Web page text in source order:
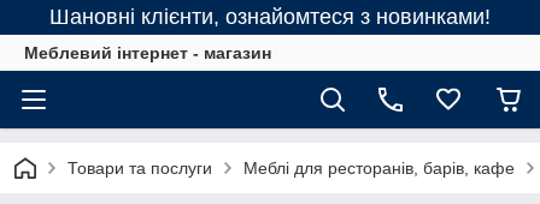
Шановні клієнти, ознайомтеся з новинками!
Меблевий інтернет - магазин
Товари та послуги Меблі для ресторанів, барів, кафе